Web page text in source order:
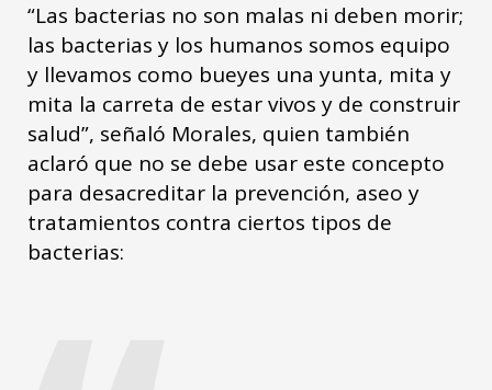
“Las bacterias no son malas ni deben morir;
las bacterias y los humanos somos equipo
y llevamos como bueyes una yunta, mita y
mita la carreta de estar vivos y de construir
salud”, señaló Morales, quien también
aclaró que no se debe usar este concepto
para desacreditar la prevención, aseo y
tratamientos contra ciertos tipos de
bacterias: